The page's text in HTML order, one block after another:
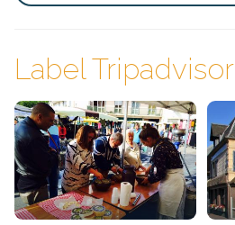
Label Tripadvisor